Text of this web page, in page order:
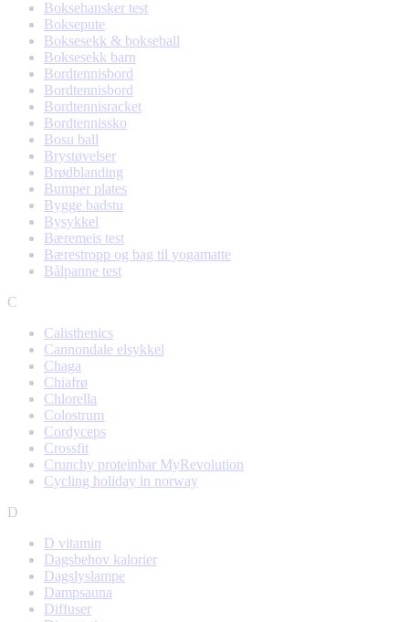
Boksehansker test
Boksepute
Boksesekk & bokseball
Boksesekk barn
Bordtennisbord
Bordtennisbord
Bordtennisracket
Bordtennissko
Bosu ball
Brystøvelser
Brødblanding
Bumper plates
Bygge badstu
Bysykkel
Bæremeis test
Bærestropp og bag til yogamatte
Bålpanne test
C
Calisthenics
Cannondale elsykkel
Chaga
Chiafrø
Chlorella
Colostrum
Cordyceps
Crossfit
Crunchy proteinbar MyRevolution
Cycling holiday in norway
D
D vitamin
Dagsbehov kalorier
Dagslyslampe
Dampsauna
Diffuser